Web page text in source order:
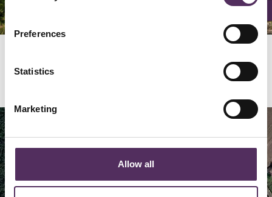
Preferences
Statistics
Marketing
Allow all
Locatie